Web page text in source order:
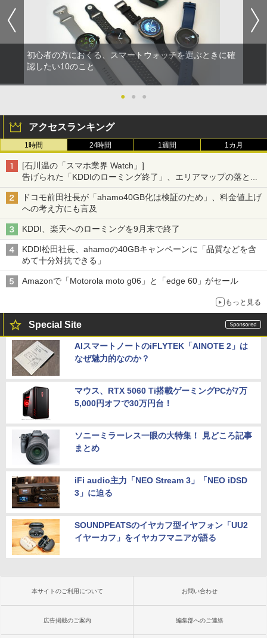
初心者の方におくる、スマートウォッチを選ぶときに確
認したい10のこと
● ● ●
アクセスランキング
1時間 24時間 1週間 1カ月
[石川温の「スマホ業界 Watch」]
告げられた「KDDIのローミング終了」、エリアマップの落とし
穴と楽天モバイルの課題
ドコモ前田社長が「ahamo40GB化は検証のため」、料金値上げ
への考え方にも言及
KDDI、楽天へのローミングを9月末で終了
KDDI松田社長、ahamoの40GBキャンペーンに「品質などを含
めて十分対抗できる」
Amazonで「Motorola moto g06」と「edge 60」がセール
もっと見る
Special Site
AIスマートノートのiFLYTEK「AINOTE 2」は
なぜ魅力的なのか？
マウス、RTX 5060 Ti搭載ゲーミングPCが7万
5,000円オフで30万円台！
ソニーミラーレス一眼の大特集！ 見どころ記事
まとめ
iFi audio主力「NEO Stream 3」「NEO iDSD
3」に迫る
SOUNDPEATSのイヤカフ型イヤフォン「UU2
イヤーカフ」をイヤカフマニアが語る
本サイトのご利用について お問い合わせ
広告掲載のご案内 編集部へのご連絡